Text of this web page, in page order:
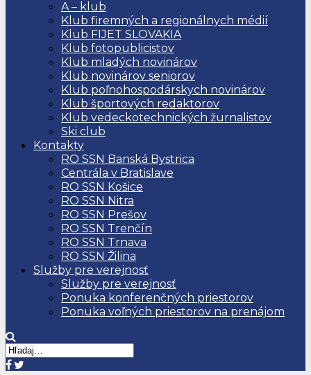
A – klub
Klub firemných a regionálnych médií
Klub FIJET SLOVAKIA
Klub fotopublicistov
Klub mladých novinárov
Klub novinárov seniorov
Klub poľnohospodárskych novinárov
Klub športových redaktorov
Klub vedeckotechnických žurnalistov
Ski club
Kontakty
RO SSN Banská Bystrica
Centrála v Bratislave
RO SSN Košice
RO SSN Nitra
RO SSN Prešov
RO SSN Trenčín
RO SSN Trnava
RO SSN Žilina
Služby pre verejnosť
Služby pre verejnosť
Ponuka konferenčných priestorov
Ponuka voľných priestorov na prenájom